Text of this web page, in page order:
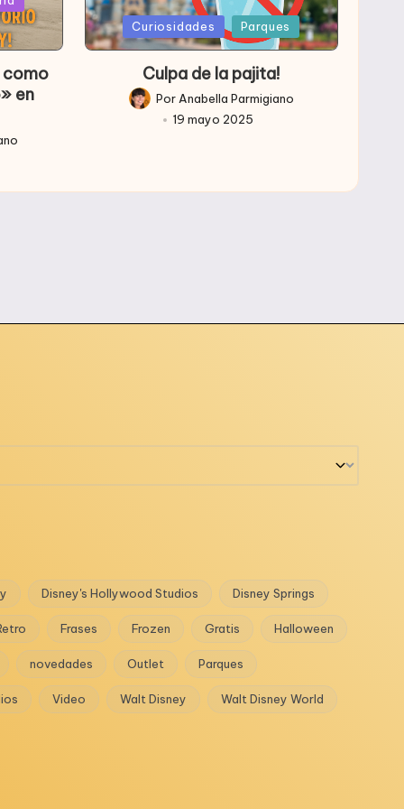
como
en
Publicada
en
Curiosidades Parques
Culpa de la pajita!
Publicado
Por Anabella Parmigiano
19 mayo 2025
Disney's Hollywood Studios Disney Springs
Frases Frozen Gratis Halloween
novedades Outlet Parques
Video Walt Disney Walt Disney World